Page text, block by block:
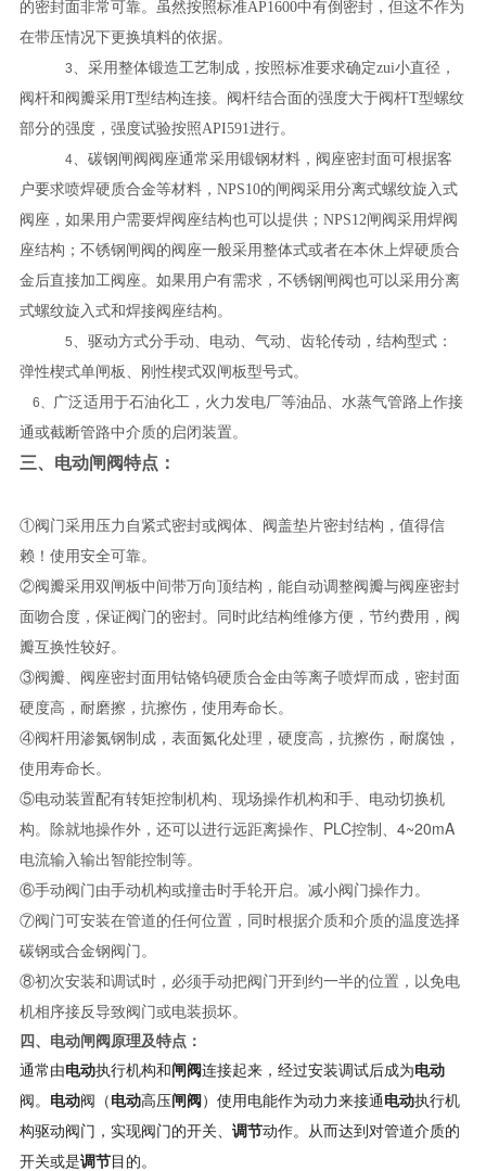
的密封面非常可靠。虽然按照标准AP1600中有倒密封，但这不作为
在带压情况下更换填料的依据。
3
、采用整体锻造工艺制成，按照标准要求确定zui小直径，
阀杆和阀瓣采用T型结构连接。阀杆结合面的强度大于阀杆T型螺纹
部分的强度，强度试验按照API591进行。
4、碳钢闸阀阀座通常采用锻钢材料，阀座密封面可根据客
户要求喷焊硬质合金等材料， NPS10的闸阀采用分离式螺纹旋入式
阀座，如果用户需要焊阀座结构也可以提供； NPS12闸阀采用焊阀
座结构；不锈钢闸阀的阀座一般采用整体式或者在本休上焊硬质合
金后直接加工阀座。如果用户有需求，不锈钢闸阀也可以采用分离
式螺纹旋入式和焊接阀座结构。
5
、驱动方式分手动、电动、气动、齿轮传动，结构型式：
弹性楔式单闸板、刚性楔式双闸板型号式。
6、
广泛适用于石油化工，火力发电厂等油品、水蒸气管路上作接
通或截断管路中介质的启闭装置。
三、电动闸阀特点：
①阀门采用压力自紧式密封或阀体、阀盖垫片密封结构，值得信
赖！使用安全可靠。
②阀瓣采用双闸板中间带万向顶结构，能自动调整阀瓣与阀座密封
面吻合度，保证阀门的密封。同时此结构维修方便，节约费用，阀
瓣互换性较好。
③阀瓣、阀座密封面用钴铬钨硬质合金由等离子喷焊而成，密封面
硬度高，耐磨擦，抗擦伤，使用寿命长。
④阀杆用渗氮钢制成，表面氮化处理，硬度高，抗擦伤，耐腐蚀，
使用寿命长。
⑤电动装置配有转矩控制机构、现场操作机构和手、电动切换机
构。除就地操作外，还可以进行远距离操作、PLC控制、4~20mA
电流输入输出智能控制等。
⑥手动阀门由手动机构或撞击时手轮开启。减小阀门操作力。
⑦阀门可安装在管道的任何位置，同时根据介质和介质的温度选择
碳钢或合金钢阀门。
⑧初次安装和调试时，必须手动把阀门开到约一半的位置，以免电
机相序接反导致阀门或电装损坏。
四、电动闸阀原理及特点：
通常由电动执行机构和闸阀连接起来，经过安装调试后成为电动
阀。 电动阀（ 电动高压闸阀 ）使用电能作为动力来接通 电动执行机
构驱动阀门，实现阀门的开关、 调节动作。从而达到对管道介质的
开关或是调节目的。